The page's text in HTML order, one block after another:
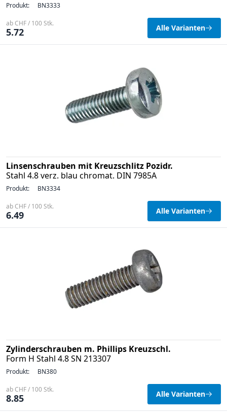
Produkt: BN3333
ab CHF / 100 Stk.
5.72 Alle Varianten
Linsenschrauben mit Kreuzschlitz Pozidr.
Stahl 4.8 verz. blau chromat. DIN 7985A
Produkt: BN3334
ab CHF / 100 Stk.
6.49 Alle Varianten
Zylinderschrauben m. Phillips Kreuzschl.
Form H Stahl 4.8 SN 213307
Produkt: BN380
ab CHF / 100 Stk.
8.85 Alle Varianten